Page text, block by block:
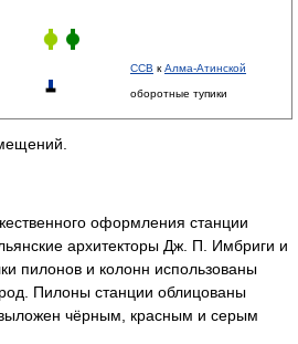
ССВ к Алма-Атинской
оборотные тупики
оформления станции
архитекторы Дж. П. Имбриги и
пилонов и колонн использованы
Пилоны станции облицованы
чёрным, красным и серым